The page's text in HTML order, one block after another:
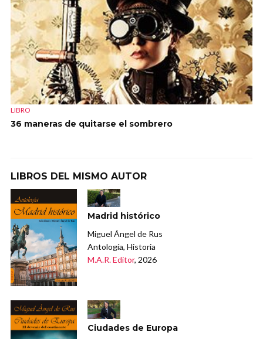
LIBRO
36 maneras de quitarse el sombrero
LIBROS DEL MISMO AUTOR
Madrid histórico
Miguel Ángel de Rus
Antología, Historia
M.A.R. Editor, 2026
Ciudades de Europa